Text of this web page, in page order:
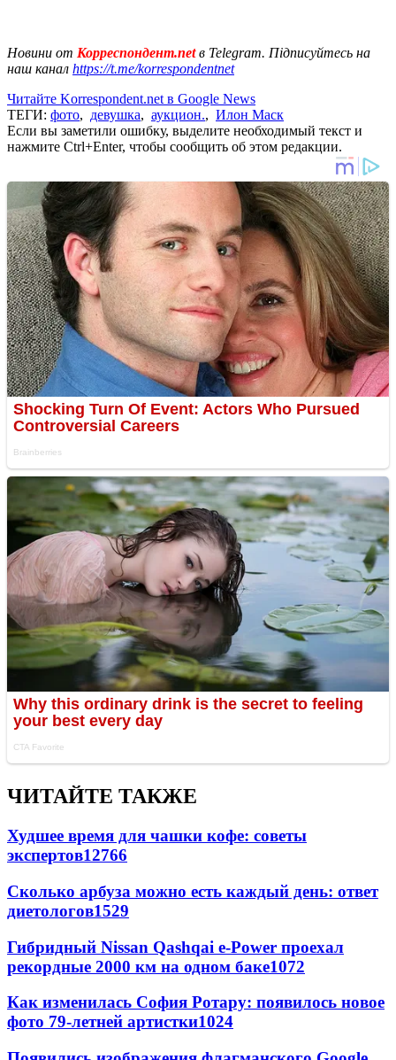
Новини от Корреспондент.netв Telegram. Підписуйтесь на
наш канал https://t.me/korrespondentnet
Читайте Korrespondent.net в Google News
ТЕГИ: фото, девушка, аукцион., Илон Маск
Если вы заметили ошибку, выделите необходимый текст и
нажмите Ctrl+Enter, чтобы сообщить об этом редакции.
ЧИТАЙТЕ ТАКЖЕ
Худшее время для чашки кофе: советы
экспертов12766
Сколько арбуза можно есть каждый день: ответ
диетологов1529
Гибридный Nissan Qashqai e-Power проехал
рекордные 2000 км на одном баке1072
Как изменилась София Ротару: появилось новое
фото 79-летней артистки1024